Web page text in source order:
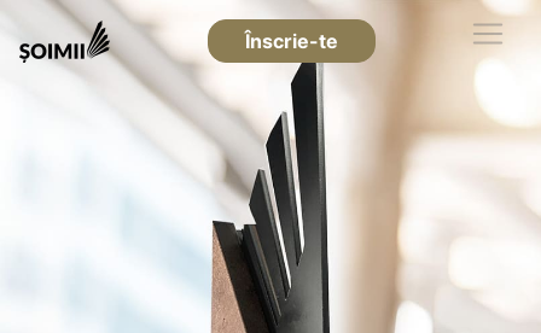
Înscrie-te